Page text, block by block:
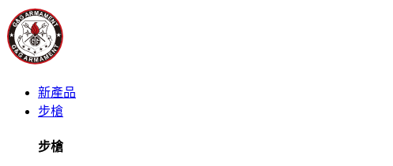
新產品
步槍
步槍